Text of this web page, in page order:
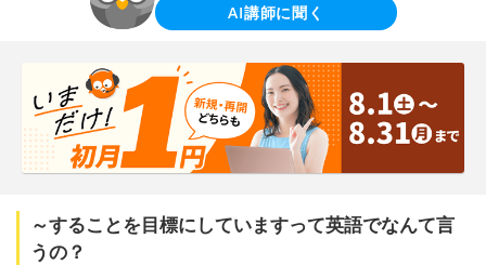
AI講師に聞く
～することを目標にしていますって英語でなんて言
うの？